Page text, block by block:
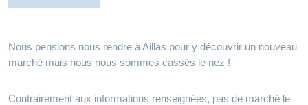
Nous pensions nous rendre à Aillas pour y découvrir un nouveau
marché mais nous nous sommes cassés le nez !
Contrairement aux informations renseignées, pas de marché le